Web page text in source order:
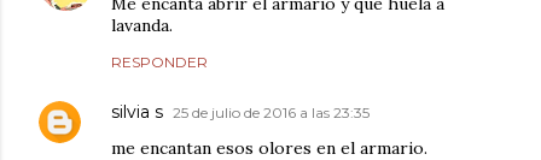
lavanda.
RESPONDER
silvia s 25 de julio de 2016 a las 23:35
me encantan esos olores en el armario.